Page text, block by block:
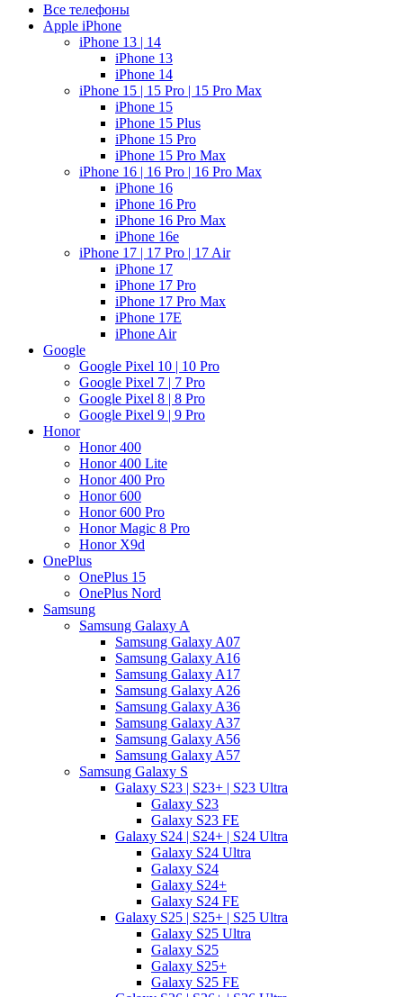
Все телефоны
Apple iPhone
iPhone 13 | 14
iPhone 13
iPhone 14
iPhone 15 | 15 Pro | 15 Pro Max
iPhone 15
iPhone 15 Plus
iPhone 15 Pro
iPhone 15 Pro Max
iPhone 16 | 16 Pro | 16 Pro Max
iPhone 16
iPhone 16 Pro
iPhone 16 Pro Max
iPhone 16e
iPhone 17 | 17 Pro | 17 Air
iPhone 17
iPhone 17 Pro
iPhone 17 Pro Max
iPhone 17E
iPhone Air
Google
Google Pixel 10 | 10 Pro
Google Pixel 7 | 7 Pro
Google Pixel 8 | 8 Pro
Google Pixel 9 | 9 Pro
Honor
Honor 400
Honor 400 Lite
Honor 400 Pro
Honor 600
Honor 600 Pro
Honor Magic 8 Pro
Honor X9d
OnePlus
OnePlus 15
OnePlus Nord
Samsung
Samsung Galaxy A
Samsung Galaxy A07
Samsung Galaxy A16
Samsung Galaxy A17
Samsung Galaxy A26
Samsung Galaxy A36
Samsung Galaxy A37
Samsung Galaxy A56
Samsung Galaxy A57
Samsung Galaxy S
Galaxy S23 | S23+ | S23 Ultra
Galaxy S23
Galaxy S23 FE
Galaxy S24 | S24+ | S24 Ultra
Galaxy S24 Ultra
Galaxy S24
Galaxy S24+
Galaxy S24 FE
Galaxy S25 | S25+ | S25 Ultra
Galaxy S25 Ultra
Galaxy S25
Galaxy S25+
Galaxy S25 FE